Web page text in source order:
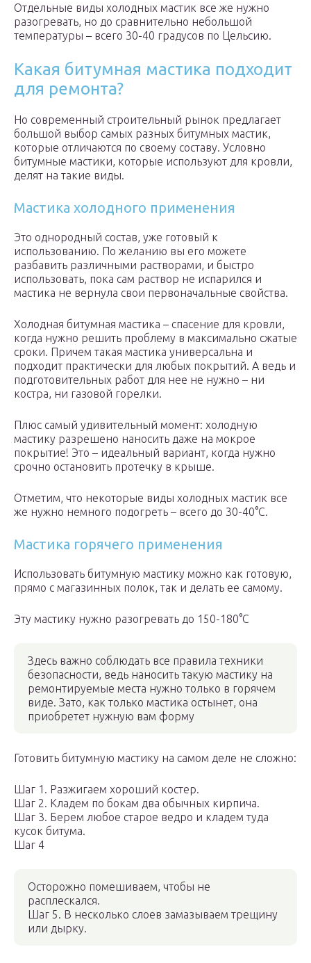
Отдельные виды холодных мастик все же нужно
разогревать, но до сравнительно небольшой
температуры – всего 30-40 градусов по Цельсию.
Какая битумная мастика подходит
для ремонта?
Но современный строительный рынок предлагает
большой выбор самых разных битумных мастик,
которые отличаются по своему составу. Условно
битумные мастики, которые используют для кровли,
делят на такие виды.
Мастика холодного применения
Это однородный состав, уже готовый к
использованию. По желанию вы его можете
разбавить различными растворами, и быстро
использовать, пока сам раствор не испарился и
мастика не вернула свои первоначальные свойства.
Холодная битумная мастика – спасение для кровли,
когда нужно решить проблему в максимально сжатые
сроки. Причем такая мастика универсальна и
подходит практически для любых покрытий. А ведь и
подготовительных работ для нее не нужно – ни
костра, ни газовой горелки.
Плюс самый удивительный момент: холодную
мастику разрешено наносить даже на мокрое
покрытие! Это – идеальный вариант, когда нужно
срочно остановить протечку в крыше.
Отметим, что некоторые виды холодных мастик все
же нужно немного подогреть – всего до 30-40°С.
Мастика горячего применения
Использовать битумную мастику можно как готовую,
прямо с магазинных полок, так и делать ее самому.
Эту мастику нужно разогревать до 150-180°С
Здесь важно соблюдать все правила техники
безопасности, ведь наносить такую мастику на
ремонтируемые места нужно только в горячем
виде. Зато, как только мастика остынет, она
приобретет нужную вам форму
Готовить битумную мастику на самом деле не сложно:
Шаг 1. Разжигаем хороший костер.
Шаг 2. Кладем по бокам два обычных кирпича.
Шаг 3. Берем любое старое ведро и кладем туда
кусок битума.
Шаг 4
Осторожно помешиваем, чтобы не
расплескался.
Шаг 5. В несколько слоев замазываем трещину
или дырку.